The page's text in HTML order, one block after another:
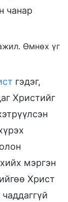
чанар
Өмнөх үг
гэдэг,
Христийг
мэргэн
Христ